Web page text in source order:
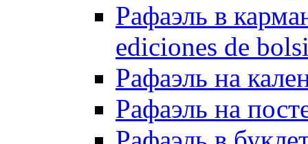
Рафаэль в
ediciones de
Рафаэль на
Рафаэль на